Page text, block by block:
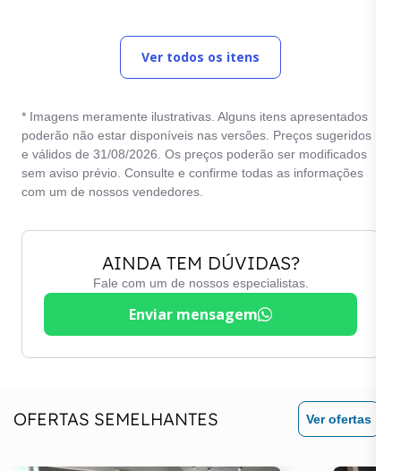
Ver todos os itens
* Imagens meramente ilustrativas. Alguns itens apresentados
poderão não estar disponíveis nas versões. Preços sugeridos
e válidos de 31/08/2026. Os preços poderão ser modificados
sem aviso prévio. Consulte e confirme todas as informações
com um de nossos vendedores.
AINDA TEM DÚVIDAS?
Fale com um de nossos especialistas.
Enviar mensagem
OFERTAS SEMELHANTES Ver ofertas